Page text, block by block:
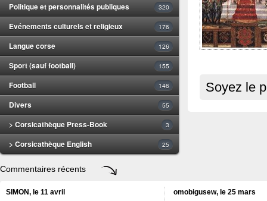
Politique et personnalités publiques 320
Evénements culturels et religieux 176
Langue corse 126
Sport (sauf football) 155
Football 146
Divers 55
> Corsicathèque Press-Book 3
> Corsicathèque English 25
Soyez le
Commentaires récents
SIMON, le 11 avril
omobigusew, le 25 mars